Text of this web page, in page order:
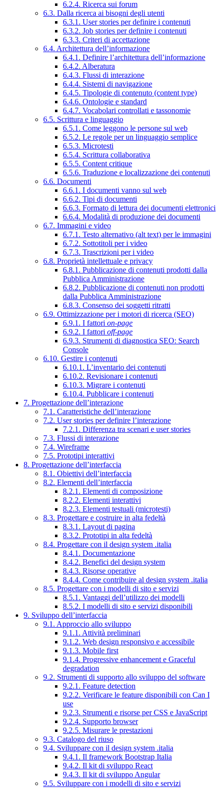
6.2.4. Ricerca sui forum
6.3. Dalla ricerca ai bisogni degli utenti
6.3.1. User stories per definire i contenuti
6.3.2. Job stories per definire i contenuti
6.3.3. Criteri di accettazione
6.4. Architettura dell’informazione
6.4.1. Definire l’architettura dell’informazione
6.4.2. Alberatura
6.4.3. Flussi di interazione
6.4.4. Sistemi di navigazione
6.4.5. Tipologie di contenuto (content type)
6.4.6. Ontologie e standard
6.4.7. Vocabolari controllati e tassonomie
6.5. Scrittura e linguaggio
6.5.1. Come leggono le persone sul web
6.5.2. Le regole per un linguaggio semplice
6.5.3. Microtesti
6.5.4. Scrittura collaborativa
6.5.5. Content critique
6.5.6. Traduzione e localizzazione dei contenuti
6.6. Documenti
6.6.1. I documenti vanno sul web
6.6.2. Tipi di documenti
6.6.3. Formato di lettura dei documenti elettronici
6.6.4. Modalità di produzione dei documenti
6.7. Immagini e video
6.7.1. Testo alternativo (alt text) per le immagini
6.7.2. Sottotitoli per i video
6.7.3. Trascrizioni per i video
6.8. Proprietà intellettuale e privacy
6.8.1. Pubblicazione di contenuti prodotti dalla
Pubblica Amministrazione
6.8.2. Pubblicazione di contenuti non prodotti
dalla Pubblica Amministrazione
6.8.3. Consenso dei soggetti ritratti
6.9. Ottimizzazione per i motori di ricerca (SEO)
6.9.1. I fattori on-page
6.9.2. I fattori off-page
6.9.3. Strumenti di diagnostica SEO: Search
Console
6.10. Gestire i contenuti
6.10.1. L’inventario dei contenuti
6.10.2. Revisionare i contenuti
6.10.3. Migrare i contenuti
6.10.4. Pubblicare i contenuti
7. Progettazione dell’interazione
7.1. Caratteristiche dell’interazione
7.2. User stories per definire l’interazione
7.2.1. Differenza tra scenari e user stories
7.3. Flussi di interazione
7.4. Wireframe
7.5. Prototipi interattivi
8. Progettazione dell’interfaccia
8.1. Obiettivi dell’interfaccia
8.2. Elementi dell’interfaccia
8.2.1. Elementi di composizione
8.2.2. Elementi interattivi
8.2.3. Elementi testuali (microtesti)
8.3. Progettare e costruire in alta fedeltà
8.3.1. Layout di pagina
8.3.2. Prototipi in alta fedeltà
8.4. Progettare con il design system .italia
8.4.1. Documentazione
8.4.2. Benefici del design system
8.4.3. Risorse operative
8.4.4. Come contribuire al design system .italia
8.5. Progettare con i modelli di sito e servizi
8.5.1. Vantaggi dell’utilizzo dei modelli
8.5.2. I modelli di sito e servizi disponibili
9. Sviluppo dell’interfaccia
9.1. Approccio allo sviluppo
9.1.1. Attività preliminari
9.1.2. Web design responsivo e accessibile
9.1.3. Mobile first
9.1.4. Progressive enhancement e Graceful
degradation
9.2. Strumenti di supporto allo sviluppo del software
9.2.1. Feature detection
9.2.2. Verificare le feature disponibili con Can I
use
9.2.3. Strumenti e risorse per CSS e JavaScript
9.2.4. Supporto browser
9.2.5. Misurare le prestazioni
9.3. Catalogo del riuso
9.4. Sviluppare con il design system .italia
9.4.1. Il framework Bootstrap Italia
9.4.2. Il kit di sviluppo React
9.4.3. Il kit di sviluppo Angular
9.5. Sviluppare con i modelli di sito e servizi